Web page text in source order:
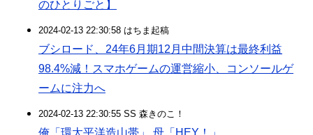
のひとりごと】
2024-02-13 22:30:58 はちま起稿
ブシロード、24年6月期12月中間決算は最終利益
98.4%減！スマホゲームの運営縮小、コンソールゲ
ームに注力へ
2024-02-13 22:30:55 SS 森きのこ！
俺「環太平洋造山帯」 母「HEY！」